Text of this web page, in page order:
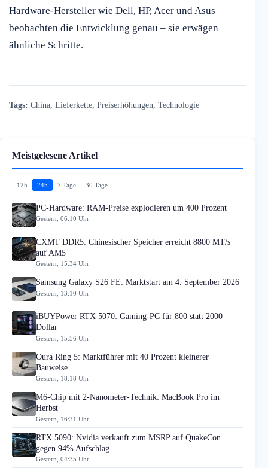
Hardware-Hersteller wie Dell, HP, Acer und Asus
beobachten die Entwicklung genau – sie erwägen
ähnliche Schritte.
Tags: China Lieferkette Preiserhöhungen Technologie
Meistgelesene Artikel
12h 24h 7 Tage 30 Tage
PC-Hardware: RAM-Preise explodieren um 400 Prozent
Gestern, 06:10 Uhr
CXMT DDR5: Chinesischer Speicher erreicht 8800 MT/s
auf AM5
Gestern, 15:34 Uhr
Samsung Galaxy S26 FE: Marktstart am 4. September 2026
Gestern, 13:10 Uhr
iBUYPower RTX 5070: Gaming-PC für 800 statt 2000
Dollar
Gestern, 15:56 Uhr
Oura Ring 5: Marktführer mit 40 Prozent kleinerer
Bauweise
Gestern, 18:18 Uhr
M6-Chip mit 2-Nanometer-Technik: MacBook Pro im
Herbst
Gestern, 16:31 Uhr
RTX 5090: Nvidia verkauft zum MSRP auf QuakeCon
gegen 94% Aufschlag
Gestern, 04:35 Uhr